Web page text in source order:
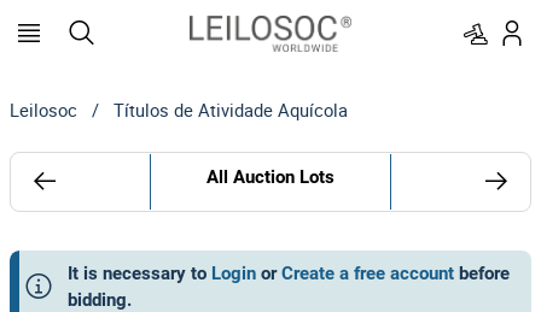
Leilosoc / Títulos de Atividade Aquícola
All Auction Lots
It is necessary to Login or Create a free account before
bidding.